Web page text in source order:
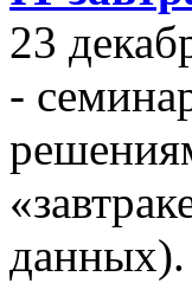
23
-
данных).